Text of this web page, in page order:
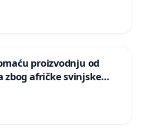
proizvodnju od
zbog afričke svinjske